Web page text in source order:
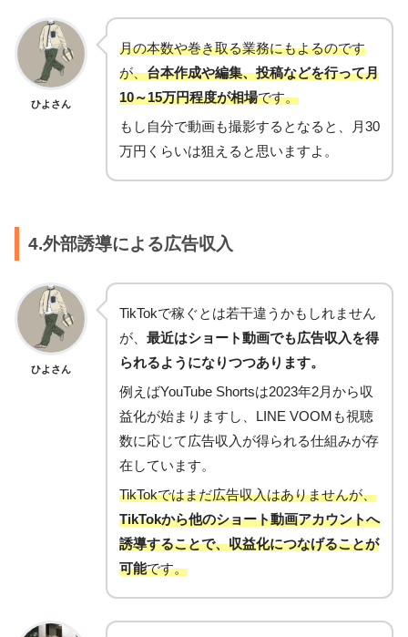
ひよさん
月の本数や巻き取る業務にもよるのです
が、台本作成や編集、投稿などを行って月
10～15万円程度が相場です。
もし自分で動画も撮影するとなると、月30
万円くらいは狙えると思いますよ。
4.外部誘導による広告収入
ひよさん
TikTokで稼ぐとは若干違うかもしれません
が、 最近はショート動画でも広告収入を得
られるようになりつつあります。
例えばYouTube Shortsは2023年2月から収
益化が始まりますし、LINE VOOMも視聴
数に応じて広告収入が得られる仕組みが存
在しています。
TikTokではまだ広告収入はありませんが、
TikTokから他のショート動画アカウントへ
誘導することで、収益化につなげることが
可能です。